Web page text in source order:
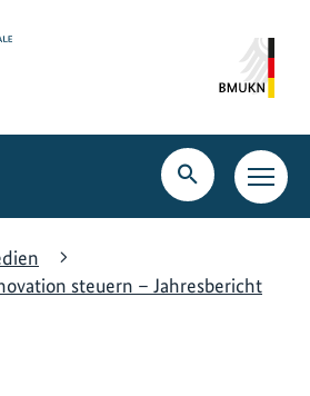
Suche
öffnen
steuern – Jahresbericht